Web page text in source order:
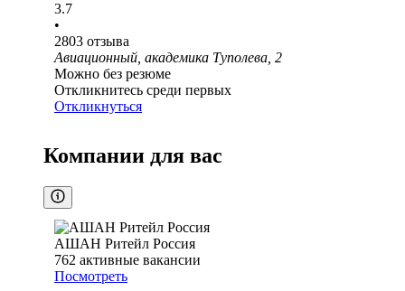
3.7
•
2803 отзыва
Авиационный, академика Туполева, 2
Можно без резюме
Откликнитесь среди первых
Откликнуться
Компании для вас
АШАН Ритейл Россия
762 активные вакансии
Посмотреть